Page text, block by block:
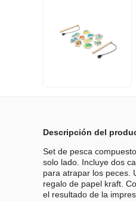
Descripción del
Set de pesca
solo lado. Incluye dos
para atrapar los peces.
regalo de papel kraft.
el resultado de la